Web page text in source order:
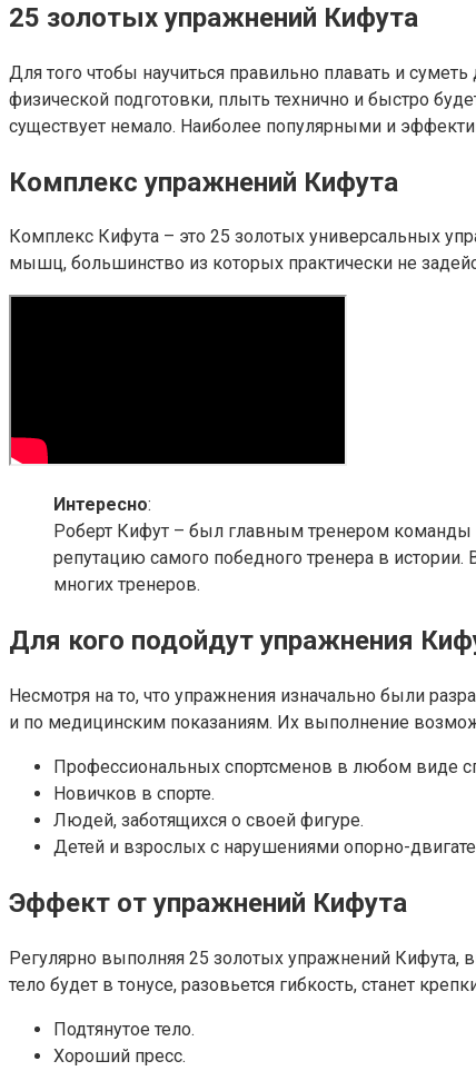
25 золотых упражнений Кифута
Для того чтобы научиться правильно плавать и
физической подготовки, плыть технично и быстро
существует немало. Наиболее популярными и
Комплекс упражнений Кифута
Комплекс Кифута – это 25 золотых универсальных
мышц, большинство из которых практически не
Интересно:
Роберт Кифут – был главным тренером команды
репутацию самого победного тренера в
многих тренеров.
Для кого подойдут упражнения
Несмотря на то, что упражнения изначально были
и по медицинским показаниям. Их выполнение
Профессиональных спортсменов в любом виде
Новичков в спорте.
Людей, заботящихся о своей фигуре.
Детей и взрослых с нарушениями опорно-
Эффект от упражнений Кифута
Регулярно выполняя 25 золотых упражнений Кифута,
тело будет в тонусе, разовьется гибкость, станет
Подтянутое тело.
Хороший пресс.